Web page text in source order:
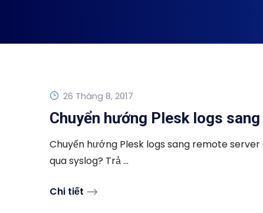
26 Tháng 8, 2017
Chuyển hướng Plesk logs
Chuyển hướng Plesk logs sang remote
qua syslog? Trả ...
Chi tiết